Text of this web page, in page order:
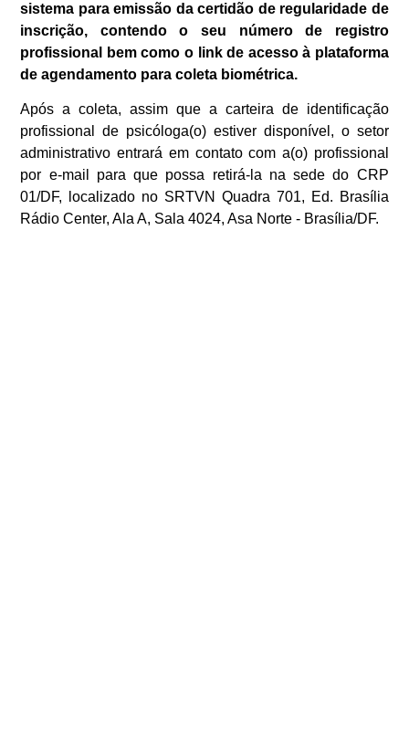
sistema para emissão da certidão de regularidade de
inscrição, contendo o seu número de registro
profissional bem como o link de acesso à plataforma
de agendamento para coleta biométrica.
Após a coleta, assim que a carteira de identificação
profissional de psicóloga(o) estiver disponível, o setor
administrativo entrará em contato com a(o) profissional
por e-mail para que possa retirá-la na sede do CRP
01/DF, localizado no SRTVN Quadra 701, Ed. Brasília
Rádio Center, Ala A, Sala 4024, Asa Norte - Brasília/DF.